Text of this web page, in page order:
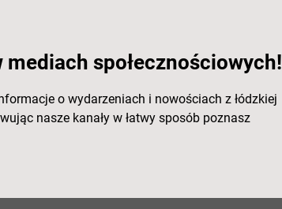
mediach społecznościowych!
o wydarzeniach i nowościach z łódzkiej
nasze kanały w łatwy sposób poznasz